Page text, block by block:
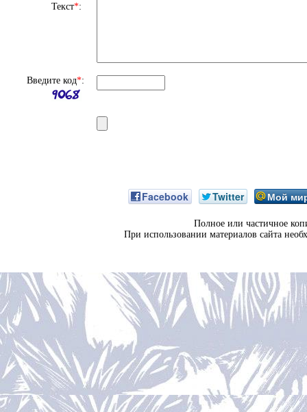
Текст*:
Введите код*:
Facebook Twitter Мой
Полное или частичное
При использовании материалов сайта